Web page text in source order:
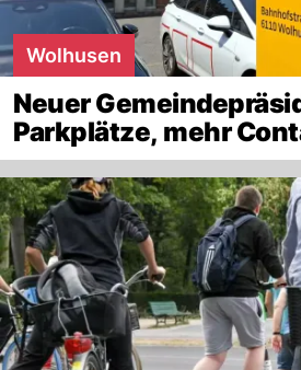
Wolhusen
Neuer
Parkplätze, mehr